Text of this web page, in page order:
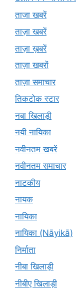
ताजा खबरें
ताज़ा खबरें
ताज़ा ख़बरें
ताज़ा खबरों
ताज़ा समाचार
तिकटोक स्टार
नबा खिलाड़ी
नयी नायिका
नवीनतम खबरें
नवीनतम समाचार
नाटकीय
नायक
नायिका
नायिका (Nāyikā)
निर्माता
नीबा खिलाड़ी
नीबीए खिलाड़ी